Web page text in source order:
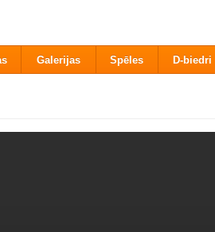
Galerijas Spēles D-biedri